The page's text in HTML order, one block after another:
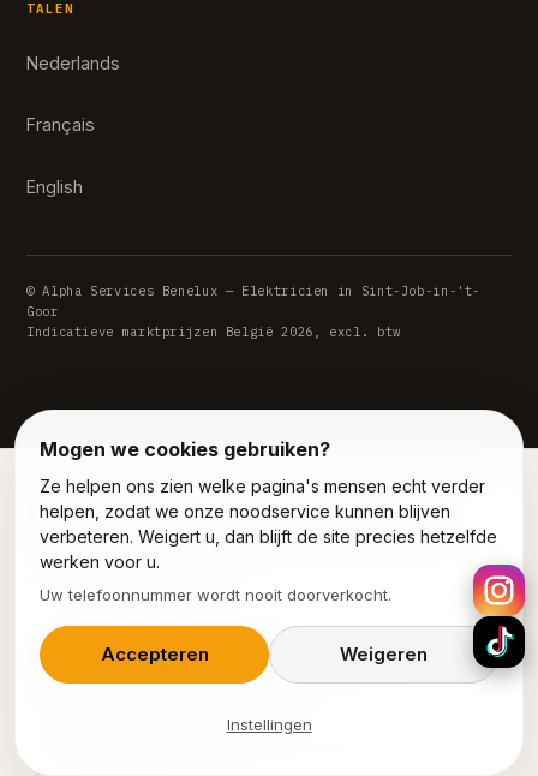
TALEN
Nederlands
Français
English
© Alpha Services Benelux — Elektricien in Sint-Job-in-'t-
Goor
Indicatieve marktprijzen België 2026, excl. btw
Ook actief in de buurt van Sint-Job-in-'t-Goor
Werkgebied: Sint-Job-in-'t-Goor. Interventie in heel België
Onze andere diensten in Sint-Job-in-'t-Goor
Mogen we cookies gebruiken?
Ze helpen ons zien welke pagina's mensen echt verder
helpen, zodat we onze noodservice kunnen blijven
verbeteren. Weigert u, dan blijft de site precies hetzelfde
werken voor u.
Uw telefoonnummer wordt nooit doorverkocht.
Accepteren Weigeren
Instellingen